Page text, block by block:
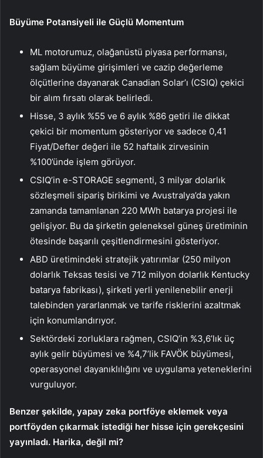
Büyüme Potansiyeli ile Güçlü Momentum
ML motorumuz, olağanüstü piyasa performansı,
sağlam büyüme girişimleri ve cazip değerleme
ölçütlerine dayanarak Canadian Solar’ı (CSIQ) çekici
bir alım fırsatı olarak belirledi.
Hisse, 3 aylık %55 ve 6 aylık %86 getiri ile dikkat
çekici bir momentum gösteriyor ve sadece 0,41
Fiyat/Defter değeri ile 52 haftalık zirvesinin
%100’ünde işlem görüyor.
CSIQ’in e-STORAGE segmenti, 3 milyar dolarlık
sözleşmeli sipariş birikimi ve Avustralya’da yakın
zamanda tamamlanan 220 MWh batarya projesi ile
gelişiyor. Bu da şirketin geleneksel güneş üretiminin
ötesinde başarılı çeşitlendirmesini gösteriyor.
ABD üretimindeki stratejik yatırımlar (250 milyon
dolarlık Teksas tesisi ve 712 milyon dolarlık Kentucky
batarya fabrikası), şirketi yerli yenilenebilir enerji
talebinden yararlanmak ve tarife risklerini azaltmak
için konumlandırıyor.
Sektördeki zorluklara rağmen, CSIQ’in %3,6’lık üç
aylık gelir büyümesi ve %4,7’lik FAVÖK büyümesi,
operasyonel dayanıklılığını ve uygulama yeteneklerini
vurguluyor.
Benzer şekilde, yapay zeka portföye eklemek veya
portföyden çıkarmak istediği her hisse için gerekçesini
yayınladı. Harika, değil mi?